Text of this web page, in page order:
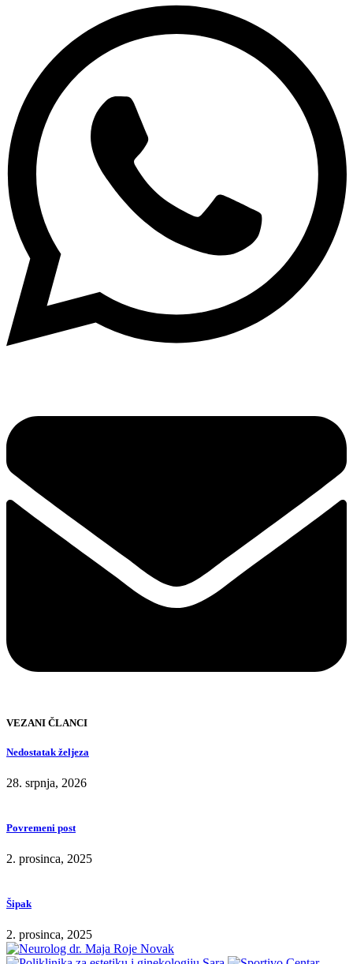
VEZANI ČLANCI
Nedostatak željeza
28. srpnja, 2026
Povremeni post
2. prosinca, 2025
Šipak
2. prosinca, 2025